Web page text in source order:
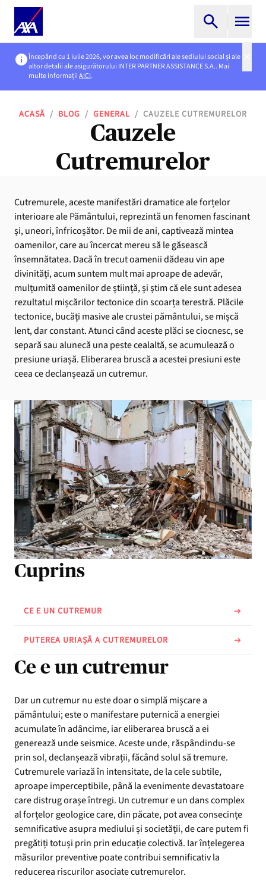
Începând cu 1 iulie 2026, vor avea loc modificări ale sediului social și ale
altor detalii ale asigurătorului INTER PARTNER ASSISTANCE S.A.. Mai
multe informațiiAICI.
ACASĂ / BLOG / GENERAL / CAUZELE CUTREMURELOR
Cauzele
Cutremurelor
Cutremurele, aceste manifestări dramatice ale forțelor
interioare ale Pământului, reprezintă un fenomen fascinant
și, uneori, înfricoșător. De mii de ani, captivează mintea
oamenilor, care au încercat mereu să le găsească
însemnătatea. Dacă în trecut oamenii dădeau vin ape
divinități, acum suntem mult mai aproape de adevăr,
mulțumită oamenilor de știință, și știm că ele sunt adesea
rezultatul mișcărilor tectonice din scoarța terestră. Plăcile
tectonice, bucăți masive ale crustei pământului, se mișcă
lent, dar constant. Atunci când aceste plăci se ciocnesc, se
separă sau alunecă una peste cealaltă, se acumulează o
presiune uriașă. Eliberarea bruscă a acestei presiuni este
ceea ce declanșează un cutremur.
Cuprins
CE E UN CUTREMUR
PUTEREA URIAȘĂ A CUTREMURELOR
Ce e un cutremur
Dar un cutremur nu este doar o simplă mișcare a
pământului; este o manifestare puternică a energiei
acumulate în adâncime, iar eliberarea bruscă a ei
generează unde seismice. Aceste unde, răspândindu-se
prin sol, declanșează vibrații, făcând solul să tremure.
Cutremurele variază în intensitate, de la cele subtile,
aproape imperceptibile, până la evenimente devastatoare
care distrug orașe întregi. Un cutremur e un dans complex
al forțelor geologice care, din păcate, pot avea consecințe
semnificative asupra mediului și societății, de care putem fi
pregătiți totuși prin prin educație colectivă. Iar înțelegerea
măsurilor preventive poate contribui semnificativ la
reducerea riscurilor asociate cutremurelor.